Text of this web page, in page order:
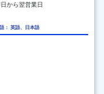
から翌営業日
： 英語、日本語